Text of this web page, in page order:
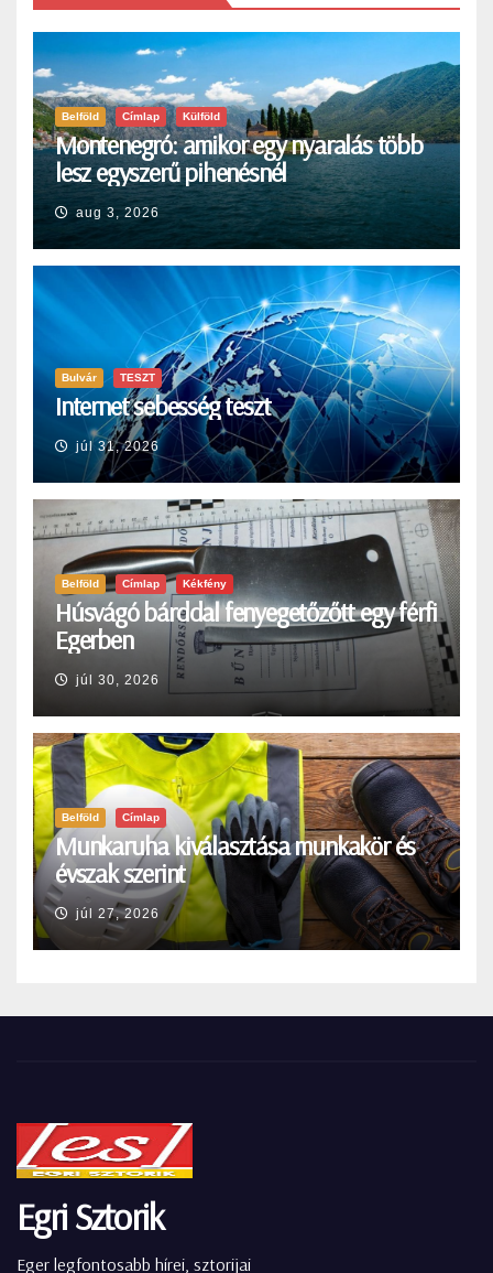
Belföld Címlap Külföld
Montenegró: amikor egy nyaralás több
lesz egyszerű pihenésnél
aug 3, 2026
Bulvár TESZT
Internet sebesség teszt
júl 31, 2026
Belföld Címlap Kékfény
Húsvágó bárddal fenyegetőzőtt egy férfi
Egerben
júl 30, 2026
Belföld Címlap
Munkaruha kiválasztása munkakör és
évszak szerint
júl 27, 2026
Egri Sztorik
Eger legfontosabb hírei, sztorijai